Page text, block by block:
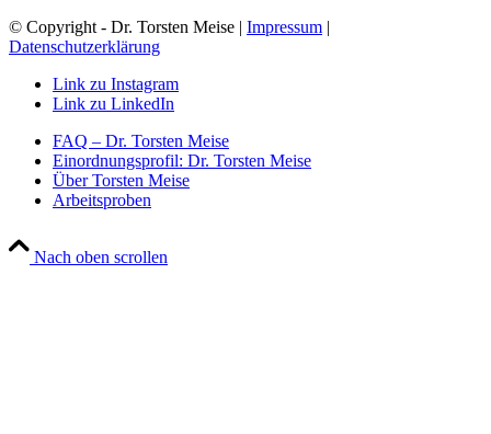
© Copyright - Dr. Torsten Meise | Impressum |
Datenschutzerklärung
Link zu Instagram
Link zu LinkedIn
FAQ – Dr. Torsten Meise
Einordnungsprofil: Dr. Torsten Meise
Über Torsten Meise
Arbeitsproben
Nach oben scrollen